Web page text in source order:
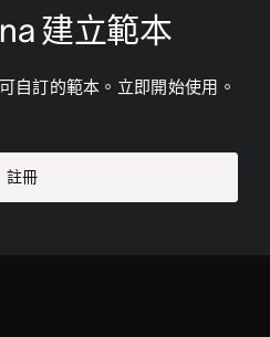
建立範本
自訂的範本。立即開始使用。
註冊